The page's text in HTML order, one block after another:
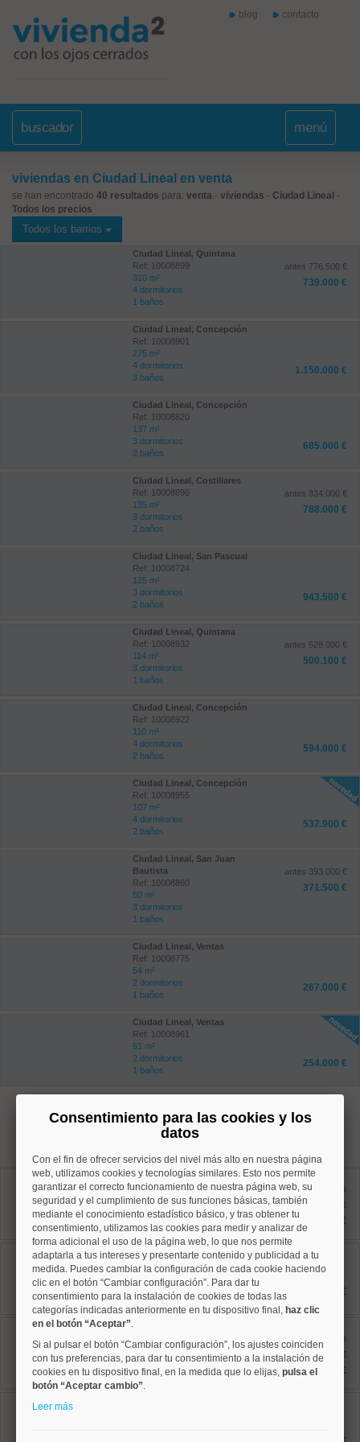
blog contacto
buscador menú
viviendas en Ciudad Lineal en venta
se han encontrado 40 resultados para: venta - viviendas - Ciudad Lineal -
Todos los precios
Todos los barrios
Ciudad Lineal, Quintana
Ref: 10008899
310 m²
4 dormitorios
1 baños
antes 776.500 €
739.000 €
Ciudad Lineal, Concepción
Ref: 10008901
275 m²
4 dormitorios
3 baños
1.150.000 €
Ciudad Lineal, Concepción
Ref: 10008820
137 m²
3 dormitorios
2 baños
685.000 €
Ciudad Lineal, Costillares
Ref: 10008896
135 m²
3 dormitorios
2 baños
antes 834.000 €
788.000 €
Ciudad Lineal, San Pascual
Ref: 10008724
125 m²
3 dormitorios
2 baños
943.500 €
Ciudad Lineal, Quintana
Ref: 10008932
114 m²
3 dormitorios
1 baños
antes 528.000 €
500.100 €
Ciudad Lineal, Concepción
Ref: 10008922
110 m²
4 dormitorios
2 baños
594.000 €
Ciudad Lineal, Concepción
Ref: 10008955
107 m²
4 dormitorios
2 baños
537.900 €
Ciudad Lineal, San Juan
Bautista
Ref: 10008860
80 m²
3 dormitorios
1 baños
antes 393.000 €
371.500 €
Ciudad Lineal, Ventas
Ref: 10008775
54 m²
2 dormitorios
1 baños
267.000 €
Ciudad Lineal, Ventas
Ref: 10008961
51 m²
2 dormitorios
1 baños
254.000 €
inmuebles con el mismo rango de precios que se
aproximan a su criterio de búsqueda por zona
Chamartín, Hispanoamerica
Ref: 10008914
209 m²
4 dormitorios
3 baños
antes
1.772.000 €
1.668.000 €
Chamartín, Prosperidad
Ref: 10008941
196 m²
4 dormitorios
3 baños
1.397.000 €
Chamartín, Castilla
183 m²
4 dormitorios
3 baños
antes
1.300.000 €
1.200.000 €
Consentimiento para las cookies y los
datos
Con el fin de ofrecer servicios del nivel más alto en nuestra página
web, utilizamos cookies y tecnologías similares. Esto nos permite
garantizar el correcto funcionamiento de nuestra página web, su
seguridad y el cumplimiento de sus funciones básicas, también
mediante el conocimiento estadístico básico, y tras obtener tu
consentimiento, utilizamos las cookies para medir y analizar de
forma adicional el uso de la página web, lo que nos permite
adaptarla a tus intereses y presentarte contenido y publicidad a tu
medida. Puedes cambiar la configuración de cada cookie haciendo
clic en el botón “Cambiar configuración”. Para dar tu
consentimiento para la instalación de cookies de todas las
categorías indicadas anteriormente en tu dispositivo final, haz clic
en el botón “Aceptar”.
Si al pulsar el botón “Cambiar configuración”, los ajustes coinciden
con tus preferencias, para dar tu consentimiento a la instalación de
cookies en tu dispositivo final, en la medida que lo elijas, pulsa el
botón “Aceptar cambio”.
Leer más